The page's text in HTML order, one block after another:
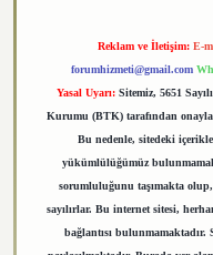
Reklam ve İletişim: E-
forumhizmeti@gmail.com
Yasal Uyarı: Sitemiz, 5651
Kurumu (BTK) tarafından
Bu nedenle, sitedeki
yükümlülüğümüz
sorumluluğunu taşımakta
sayılırlar. Bu internet sitesi,
bağlantısı bulunmamaktadır.